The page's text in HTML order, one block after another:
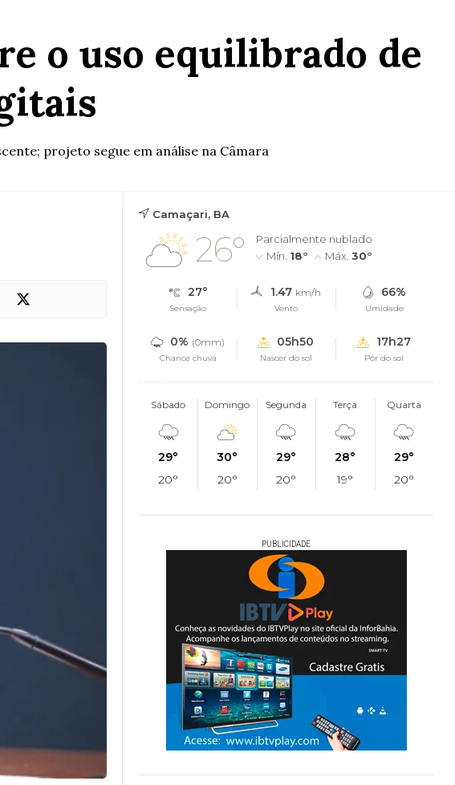
o uso equilibrado de
projeto segue em análise na Câmara
Camaçari, BA
26°
Parcialmente nublado
Mín. 18° Máx. 30°
27°
Sensação
1.47 km/h
Vento
66%
Umidade
0% (0mm)
Chance chuva
05h50
Nascer do sol
17h27
Pôr do sol
Sábado
29°
20°
Domingo
30°
20°
Segunda
29°
20°
Terça
28°
19°
Quarta
29°
20°
PUBLICIDADE